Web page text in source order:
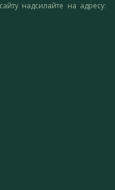
надсилайте на адресу: